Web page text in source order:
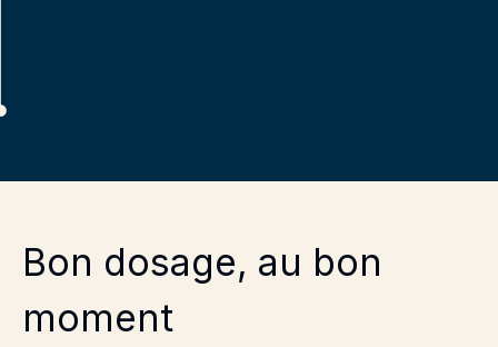
Bon dosage, au bon
moment